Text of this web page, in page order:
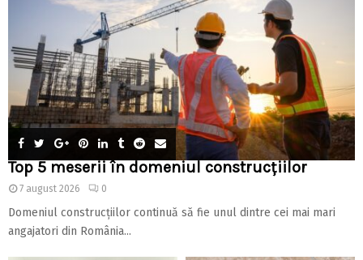
Top 5 meserii în domeniul construcțiilor
7 august 2026 0
Domeniul construcțiilor continuă să fie unul dintre cei mai mari
angajatori din România...